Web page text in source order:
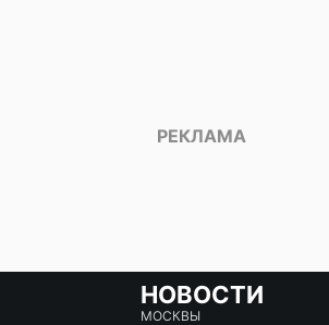
НОВОСТИ
МОСКВЫ